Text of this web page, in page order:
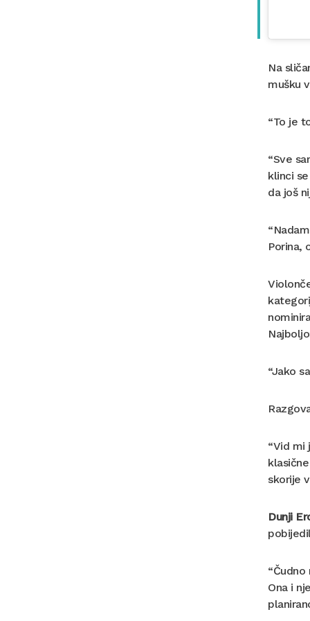
Na
mušku
“To je
“Sve
klinci
da još
Porina,
“Jako
“Vid mi
skorije
Dunji
Ona i